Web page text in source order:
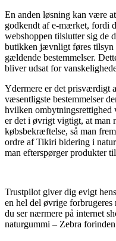
En anden løsning kan være
godkendt af e-mærket, fordi
webshoppen tilslutter sig de
butikken jævnligt føres tilsyn
gældende bestemmelser.
bliver udsat for
Ydermere er det prisværdigt
væsentligste bestemmelser
hvilken ombytningsrettighed
er det i øvrigt vigtigt, at man
købsbekræftelse, så man
ordre af Tikiri bidering i
man efterspørger produkter
Trustpilot giver dig evigt
en hel del øvrige
du ser nærmere på internet
naturgummi – Zebra